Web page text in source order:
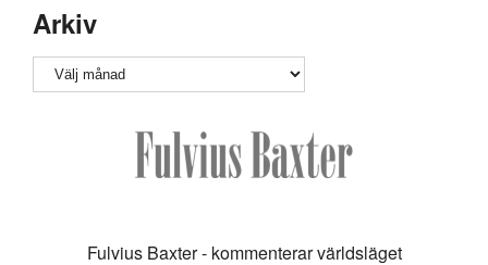
Arkiv
Arkiv
Fulvius Baxter - kommenterar världsläget